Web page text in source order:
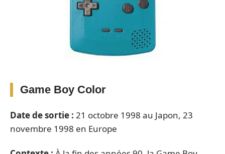
Game Boy Color
Date de sortie : 21 octobre 1998 au Japon, 23
novembre 1998 en Europe